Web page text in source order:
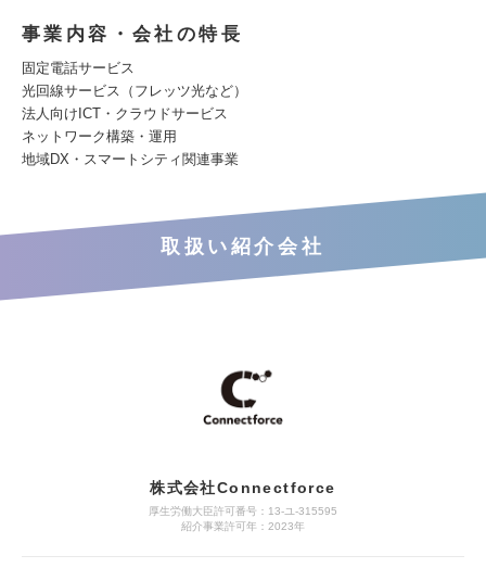
事業内容・会社の特長
固定電話サービス
光回線サービス（フレッツ光など）
法人向けICT・クラウドサービス
ネットワーク構築・運用
地域DX・スマートシティ関連事業
取扱い紹介会社
株式会社Connectforce
厚生労働大臣許可番号：13-ユ-315595
紹介事業許可年：2023年